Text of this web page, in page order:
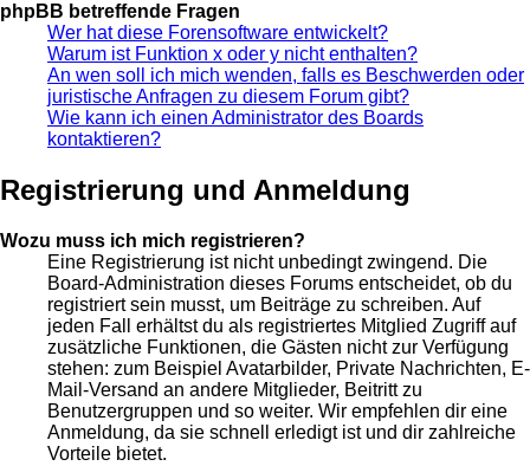
phpBB betreffende Fragen
Wer hat diese Forensoftware entwickelt?
Warum ist Funktion x oder y nicht enthalten?
An wen soll ich mich wenden, falls es Beschwerden oder
juristische Anfragen zu diesem Forum gibt?
Wie kann ich einen Administrator des Boards
kontaktieren?
Registrierung und Anmeldung
Wozu muss ich mich registrieren?
Eine Registrierung ist nicht unbedingt zwingend. Die
Board-Administration dieses Forums entscheidet, ob du
registriert sein musst, um Beiträge zu schreiben. Auf
jeden Fall erhältst du als registriertes Mitglied Zugriff auf
zusätzliche Funktionen, die Gästen nicht zur Verfügung
stehen: zum Beispiel Avatarbilder, Private Nachrichten, E-
Mail-Versand an andere Mitglieder, Beitritt zu
Benutzergruppen und so weiter. Wir empfehlen dir eine
Anmeldung, da sie schnell erledigt ist und dir zahlreiche
Vorteile bietet.